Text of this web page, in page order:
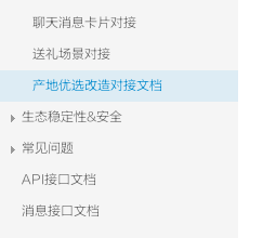
聊天消息卡片对接
送礼场景对接
产地优选改造对接文档
生态稳定性&安全
常见问题
API接口文档
消息接口文档